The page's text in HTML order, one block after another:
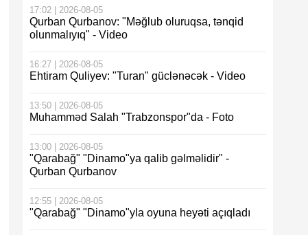
17:02 | 2026-08-05
Qurban Qurbanov: "Məğlub oluruqsa, tənqid
olunmalıyıq" - Video
16:27 | 2026-08-05
Ehtiram Quliyev: "Turan" güclənəcək - Video
13:50 | 2026-08-05
Muhamməd Salah "Trabzonspor"da - Foto
13:00 | 2026-08-05
"Qarabağ" "Dinamo"ya qalib gəlməlidir" -
Qurban Qurbanov
12:55 | 2026-08-05
"Qarabağ" "Dinamo"yla oyuna heyəti açıqladı